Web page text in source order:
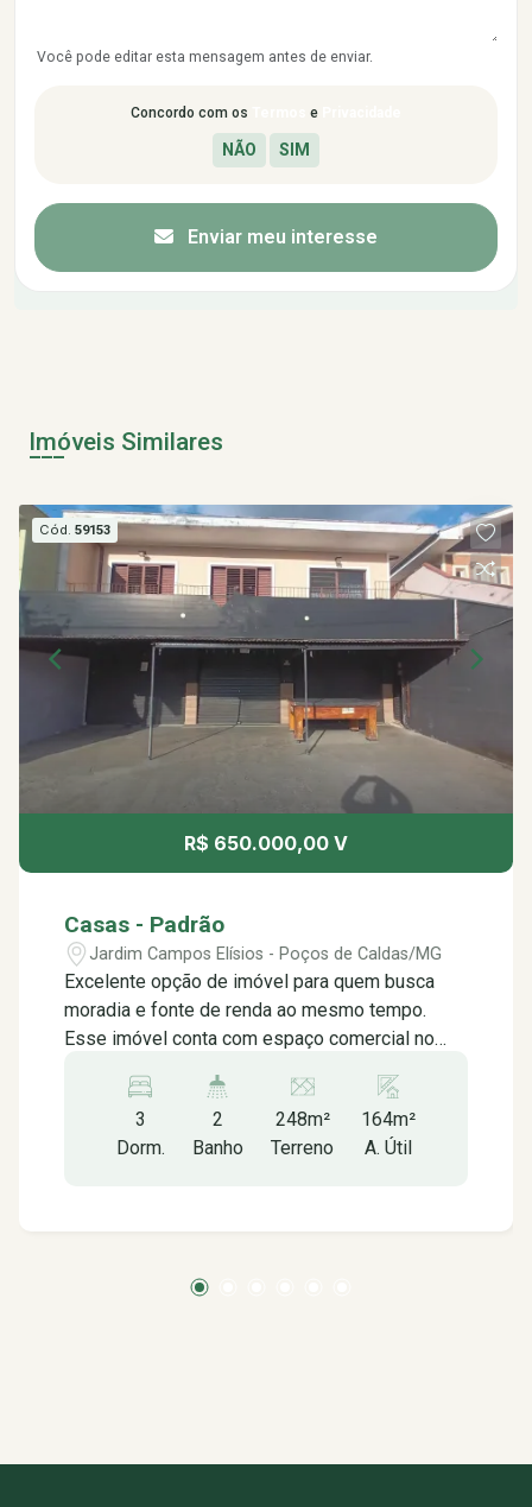
Você pode editar esta mensagem antes de enviar.
Concordo com os e
Enviar meu interesse
Imóveis Similares
Cód.59153
R$ 650.000,00 V
Casas - Padrão
Jardim Campos Elísios - Poços de Caldas/MG
Excelente opção de imóvel para quem busca
moradia e fonte de renda ao mesmo tempo.
Esse imóvel conta com espaço comercial no
por 02 dormitórios, sala, copa, cozinha, banheiro
social, área de serviço, além de edícula com 01
dormitório, sala, cozinha e banheiro.
3
Dorm.
2
Banho
248m²
Terreno
164m²
A. Útil